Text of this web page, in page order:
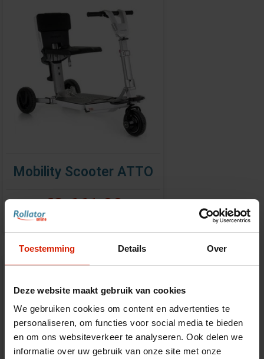
Toestemming Details Over
Deze website maakt gebruik van cookies
We gebruiken cookies om content en advertenties te
personaliseren, om functies voor social media te bieden
en om ons websiteverkeer te analyseren. Ook delen we
informatie over uw gebruik van onze site met onze
Mobility Scooter ATTO
€3.661,00